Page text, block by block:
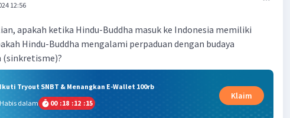
12:56
apakah ketika Hindu-Buddha masuk ke Indonesia memiliki
Hindu-Buddha mengalami perpaduan dengan budaya
(sinkretisme)?
Ikuti Tryout SNBT & Menangkan E-Wallet 100rb
Habis dalam
00 :18 :12 :15
Klaim